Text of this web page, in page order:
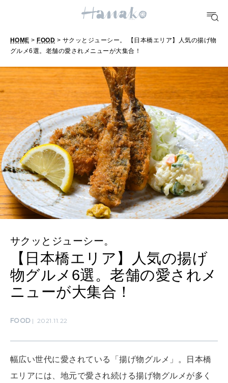
TRAVEL
明日のわたし
[12星座別] Weekly Holoscope
[12星座別] Monthly Love Holoscope
女神まり愛のタロットメッセージ
算命学がわかる今月のあなた
HEALTH
自分にやさしく
LEARN
知る、考える
MAMA
SUSTAINABLE
わたしができること
WORK&MONEY
いい人生って？
HOME > FOOD > サクッとジューシー。 【日本橋エリア】人気の揚げ物
グルメ6選。老舗の愛されメニューが大集合！
サクッとジューシー。
【日本橋エリア】人気の揚げ
物グルメ6選。老舗の愛されメ
ニューが大集合！
FOOD 2021.11.22
幅広い世代に愛されている「揚げ物グルメ」。日本橋
エリアには、地元で愛され続ける揚げ物グルメが多く